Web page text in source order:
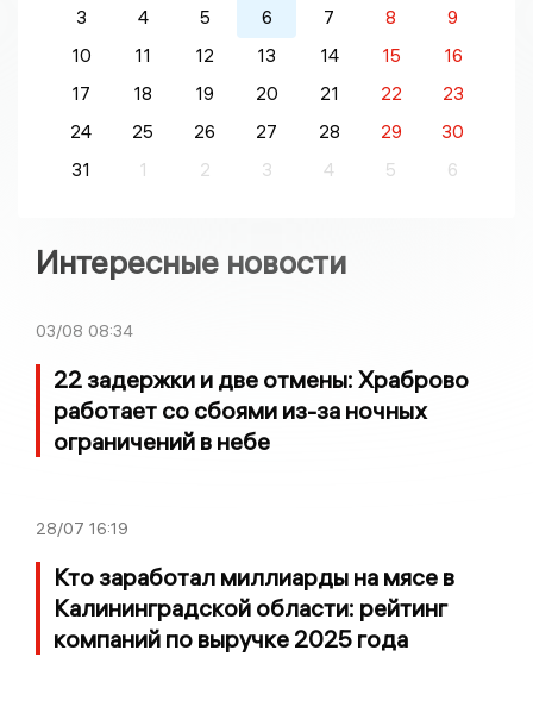
3
4 5 6 7 8
9
10
11 12 13 14 15
16
17
18 19 20 21 22
23
24
25 26 27 28 29
30
31
1 2 3 4 5 6
Интересные новости
03/08 08:34
22 задержки и две отмены: Храброво
работает со сбоями из-за ночных
ограничений в небе
28/07 16:19
Кто заработал миллиарды на мясе в
Калининградской области: рейтинг
компаний по выручке 2025 года